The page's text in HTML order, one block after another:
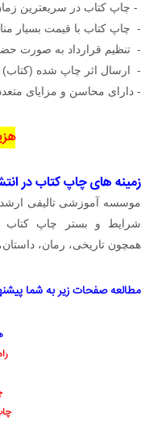
- چاپ کتاب در سریعترین
- چاپ کتاب با قیمت بسیار
- تنظیم قرارداد به صورت
- ارسال اثر چاپ شده
- دارای محاسن و مزایای
زمینه های چاپ کتاب در
موسسه آموزشی تالیفی
شرایط و بستر چاپ کتاب
همچون تاریخی، رمان،
مطالعه صفحات زیر به شما